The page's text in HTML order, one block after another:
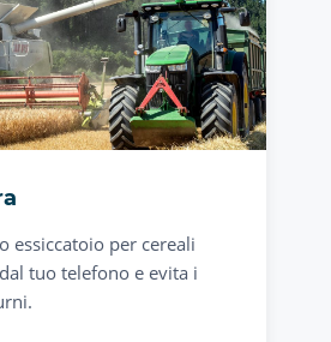
essiccatoio per cereali
tuo telefono e evita i